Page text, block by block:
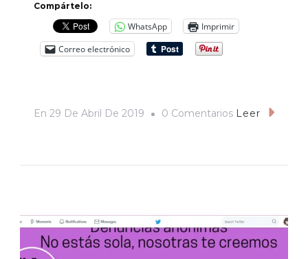
Compártelo:
WhatsApp
Imprimir
Correo electrónico
En 29 De Abril De 2019 0 ComentariosEn
Dos
En
Dos)
Leer